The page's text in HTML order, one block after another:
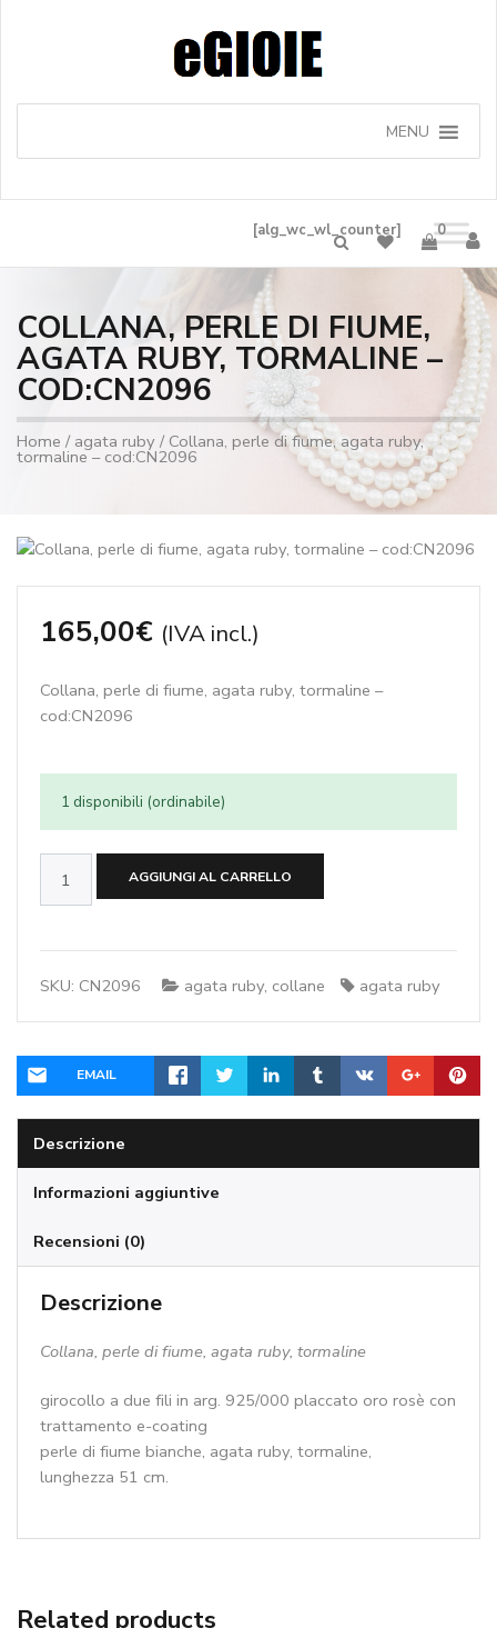
MENU
[alg_wc_wl_counter] 0
COLLANA, PERLE DI FIUME,
AGATA RUBY, TORMALINE –
COD:CN2096
Home / agata ruby / Collana, perle di fiume, agata ruby,
tormaline – cod:CN2096
165,00€ (IVA incl.)
Collana, perle di fiume, agata ruby, tormaline –
cod:CN2096
1 disponibili (ordinabile)
perle
ruby,
tormaline
cod:CN2096
quantità
AGGIUNGI AL CARRELLO
SKU: CN2096 agata ruby, collane agata ruby
EMAIL
Descrizione
Informazioni aggiuntive
Recensioni (0)
Descrizione
Collana, perle di fiume, agata ruby, tormaline
girocollo a due fili in arg. 925/000 placcato oro rosè con
trattamento e-coating
perle di fiume bianche, agata ruby, tormaline,
lunghezza 51 cm.
Related products